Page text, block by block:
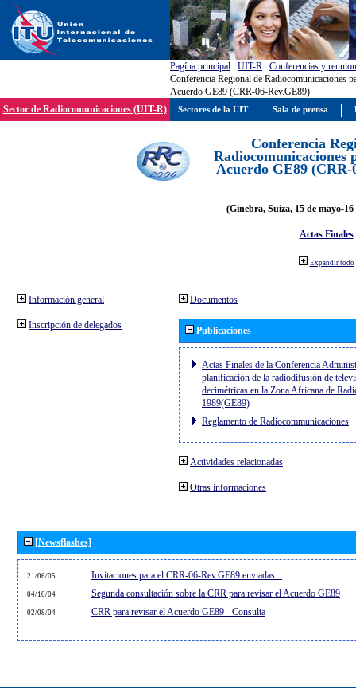
Pagína principal : UIT-R : Conferencias y
Conferencia Regional de Radiocomunicaciones
Acuerdo GE89 (CRR-06-Rev.GE89)
Sector de Radiocomunicaciones (UIT-R)
Conferencia
Radiocomunicaciones
Acuerdo GE89 (CRR-
(Ginebra, Suiza, 15 de mayo-
Actas Finales
Expandir todo
Información general
Inscripción de delegados
Documentos
Publicaciones
Actas Finales de la Conferencia
planificación de la radiodifusión de
decimétricas en la Zona Africana de
1989(GE89)
Reglamento de Radiocommunicaciones
Actividades relacionadas
Otras informaciones
[Newsflashes]
21/06/05 Invitaciones para el CRR-06-Rev.GE89 enviadas...
04/10/04 Segunda consultación sobre la CRR para revisar el Acuerdo GE89
02/08/04 CRR para revisar el Acuerdo GE89 - Consulta
Sectores de la UIT Sala de prensa